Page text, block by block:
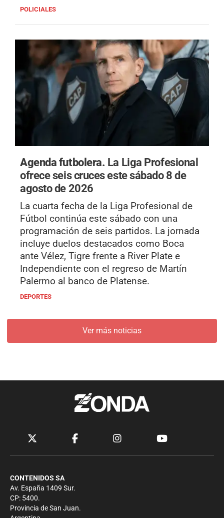
POLICIALES
Agenda futbolera. La Liga Profesional
ofrece seis cruces este sábado 8 de
agosto de 2026
La cuarta fecha de la Liga Profesional de
Fútbol continúa este sábado con una
programación de seis partidos. La jornada
incluye duelos destacados como Boca
ante Vélez, Tigre frente a River Plate e
Independiente con el regreso de Martín
Palermo al banco de Platense.
DEPORTES
Ver más noticias
CONTENIDOS SA
Av. España 1409 Sur.
CP: 5400.
Provincia de San Juan.